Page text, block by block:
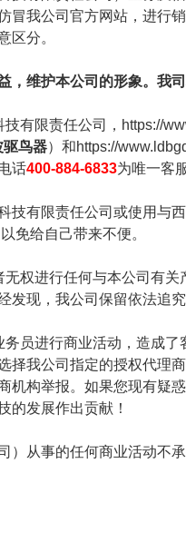
冒我公司官方网站，进行
区分。
维护本公司的形象。我司
有限责任公司， https://
驱鸟器）和https://
话400-884-6833为唯一客
有限责任公司或使用与西
免给自己带来不便。
进行任何与本公司有关
发现，我公司保留依法追
进行商业活动，造成了
择我公司指定的授权代理
机构举报。如果您现有疑
的发展作出贡献！
从事的任何商业活动不